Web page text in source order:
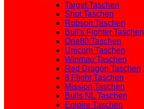
Target Taschen
Shot Taschen
Robson Taschen
Bull's Fighter Taschen
One80 Taschen
Unicorn Taschen
Winmau Taschen
Red Dragon Taschen
8 Flight Taschen
Mission Taschen
Bulls NL Taschen
Empire Taschen